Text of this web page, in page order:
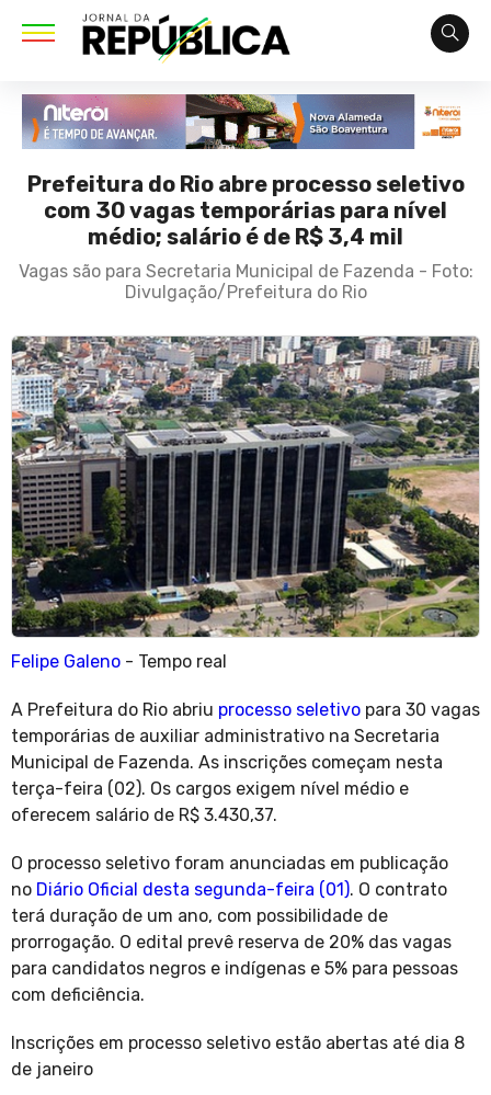
Prefeitura do Rio abre processo seletivo
com 30 vagas temporárias para nível
médio; salário é de R$ 3,4 mil
Vagas são para Secretaria Municipal de Fazenda - Foto:
Divulgação/Prefeitura do Rio
Felipe Galeno - Tempo real
A Prefeitura do Rio abriu processo seletivo para 30 vagas
temporárias de auxiliar administrativo na Secretaria
Municipal de Fazenda. As inscrições começam nesta
terça-feira (02). Os cargos exigem nível médio e
oferecem salário de R$ 3.430,37.
O processo seletivo foram anunciadas em publicação
no Diário Oficial desta segunda-feira (01). O contrato
terá duração de um ano, com possibilidade de
prorrogação. O edital prevê reserva de 20% das vagas
para candidatos negros e indígenas e 5% para pessoas
com deficiência.
Inscrições em processo seletivo estão abertas até dia 8
de janeiro